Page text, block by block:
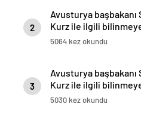
2
Avusturya başbakanı
Kurz ile ilgili
5064 kez okundu
3
Avusturya başbakanı
Kurz ile ilgili
5030 kez okundu